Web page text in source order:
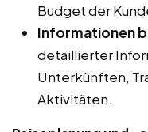
Budget der
Informationen
detaillierter
Unterkünften,
Aktivitäten.